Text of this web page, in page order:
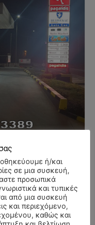
-
ή/και
σε μια συσκευή,
προσωπικά
και τυπικές
από μια συσκευή
και περιεχόμενο,
καθώς και